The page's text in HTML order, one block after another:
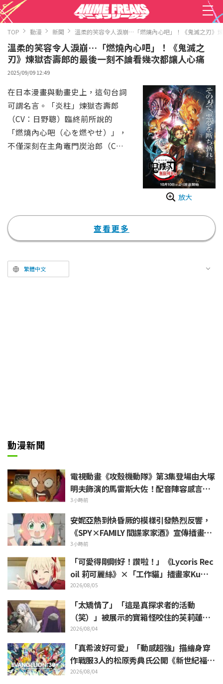
TOP 動漫 新聞 溫柔的笑容令人淚崩…「燃燒內心吧」！《鬼滅之刃》
溫柔的笑容令人淚崩…「燃燒內心吧」！《鬼滅之
刃》煉獄杏壽郎的最後一刻不論看幾次都讓人心痛
2025/09/09 12:49
放大
在日本漫畫與動畫史上，這句台詞
可謂名言。「炎柱」煉獄杏壽郎
（CV：日野聰）臨終前所說的
「燃燒內心吧（心を燃やせ）」，
不僅深刻在主角竈門炭治郎（C
《鬼滅之刃 無限列車篇》為基
礎，加入新片段後重新編輯的作
品。在第七集中，上弦之參・猗窩
鬥終於分出勝負。被猗窩座的血鬼
術「破壞殺・滅式」身負致命傷的
查看更多
繁體中文
動漫新聞
電視動畫《攻殼機動隊》第3集登場由大塚
明夫飾演的馬雷斯大佐！配音陣容感言＆
結尾插畫公開
3小時前
安妮亞熱到快昏厥的模樣引發熱烈反響，
《SPY×FAMILY 間諜家家酒》宣傳插畫
「安妮亞、融化掉了」
3小時前
「可愛得剛剛好！讚啦！」《Lycoris Rec
oil 莉可麗絲》×「工作貓」插畫家Kuma
mine合作消息公開 引發「讚啦！」熱烈
迴響
2026/08/05
「太矯情了」「這是真探求者的活動
（笑）」被展示的寶箱怪咬住的芙莉蓮玩
偶引來大量吐槽《葬送的芙莉蓮》
2026/08/04
「真希波好可愛」「動感超強」描繪身穿
作戰服3人的松原秀典氏公開《新世紀福音
戰士》美麗手繪插圖引發反響
2026/08/04